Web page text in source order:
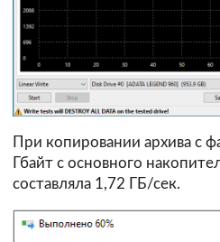
При копировании архива с
Гбайт с основного
составляла 1,72 ГБ/сек.